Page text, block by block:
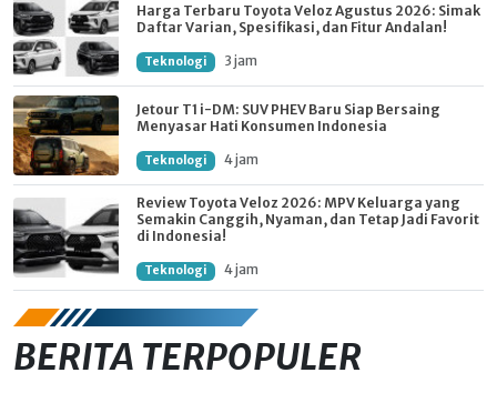
Harga Terbaru Toyota Veloz Agustus 2026: Simak
Daftar Varian, Spesifikasi, dan Fitur Andalan!
Teknologi 3 jam
Jetour T1 i-DM: SUV PHEV Baru Siap Bersaing
Menyasar Hati Konsumen Indonesia
Teknologi 4 jam
Review Toyota Veloz 2026: MPV Keluarga yang
Semakin Canggih, Nyaman, dan Tetap Jadi Favorit
di Indonesia!
Teknologi 4 jam
BERITA TERPOPULER